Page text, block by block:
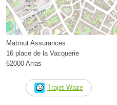
Matmut Assurances
16 place de la Vacquerie
62000 Arras
Trajet Waze